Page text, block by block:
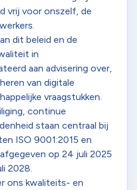
vrij voor onszelf, de
dit beleid en de
in
aan advisering over,
van digitale
vraagstukken.
continue
staan centraal bij
ISO 9001:2015 en
op 24 juli 2025
2028.
ons kwaliteits- en